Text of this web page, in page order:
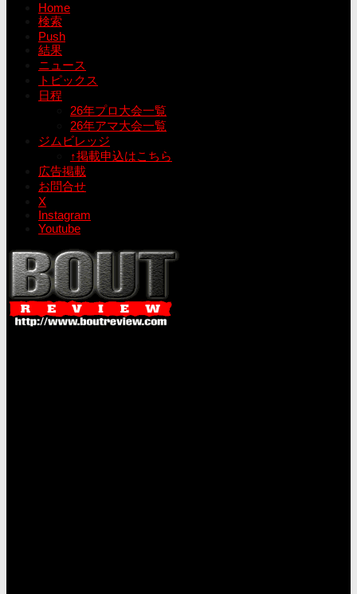
Home
検索
Push
結果
ニュース
トピックス
日程
26年プロ大会一覧
26年アマ大会一覧
ジムビレッジ
↑掲載申込はこちら
広告掲載
お問合せ
X
Instagram
Youtube